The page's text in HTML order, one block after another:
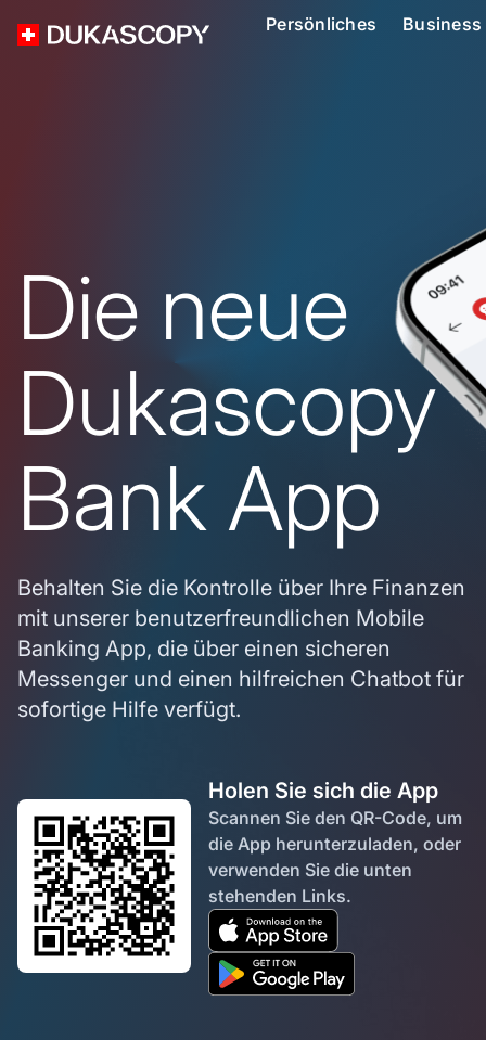
Persönliches Business
Die neue
Dukascopy
Bank App
Behalten Sie die Kontrolle über Ihre Finanzen
mit unserer benutzerfreundlichen Mobile
Banking App, die über einen sicheren
Messenger und einen hilfreichen Chatbot für
sofortige Hilfe verfügt.
Holen Sie sich die App
Scannen Sie den QR-Code, um
die App herunterzuladen, oder
verwenden Sie die unten
stehenden Links.